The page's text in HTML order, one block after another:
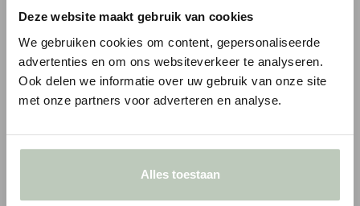
Deze website maakt gebruik van cookies
We gebruiken cookies om content, gepersonaliseerde
advertenties en om ons websiteverkeer te analyseren.
Ook delen we informatie over uw gebruik van onze site
met onze partners voor adverteren en analyse.
Alles toestaan
€ 10,51 € 8,93p/m
incl. BTW
- +
€ 5,55 € 4,72p/m
-